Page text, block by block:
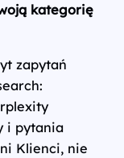
kategorię
zapytań
i pytania
Klienci, nie